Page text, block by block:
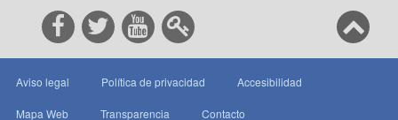
Aviso legal Política de privacidad Accesibilidad
Mapa Web Transparencia Contacto